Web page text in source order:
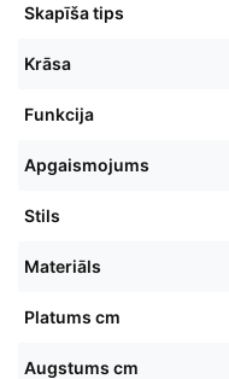
Skapīša tips
Krāsa
Funkcija
Apgaismojums
Stils
Materiāls
Platums cm
Augstums cm